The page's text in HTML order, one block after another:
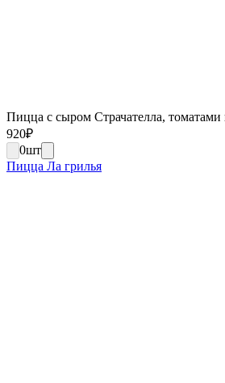
Пицца с сыром Страчателла, томатами
920₽
0шт
Пицца Ла грилья